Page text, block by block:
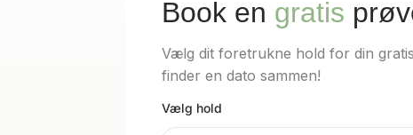
Book en gratis
Vælg dit foretrukne hold for din
finder en dato sammen!
Vælg hold